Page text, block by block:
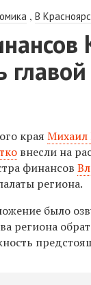
,В
краяМихаил
внесли на
финансов
региона.
было
региона